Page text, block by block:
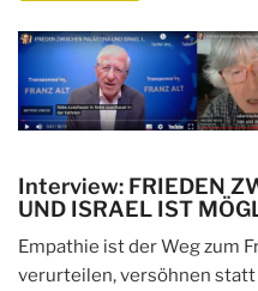
Interview: FRIEDEN
UND ISRAEL IST
Empathie ist der Weg zum
verurteilen, versöhnen